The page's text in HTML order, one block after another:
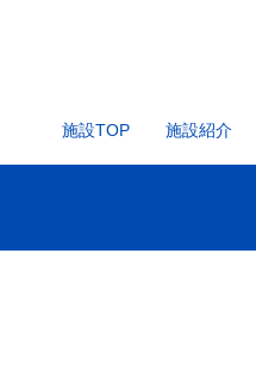
施設TOP 施設紹介